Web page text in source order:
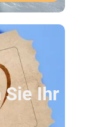
Sie Ihr